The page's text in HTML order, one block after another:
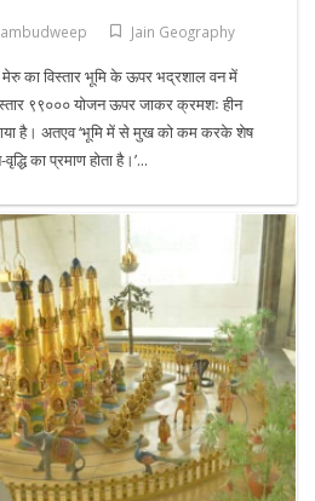
Jain Geography
मेरु का विस्तार भूमि के ऊपर भद्रशाल वन में
९९००० योजन ऊपर जाकर क्रमशः हीन
है। अतएव ‘भूमि में से मुख को कम करके शेष
का प्रमाण होता है।’...